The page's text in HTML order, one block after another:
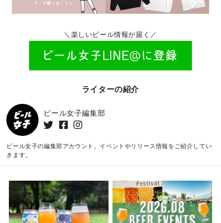
＼楽しいビール情報が届く／
ライターの紹介
ビール女子編集部
ビール女子の編集部アカウント。イベントやリリース情報をご紹介してい
きます。